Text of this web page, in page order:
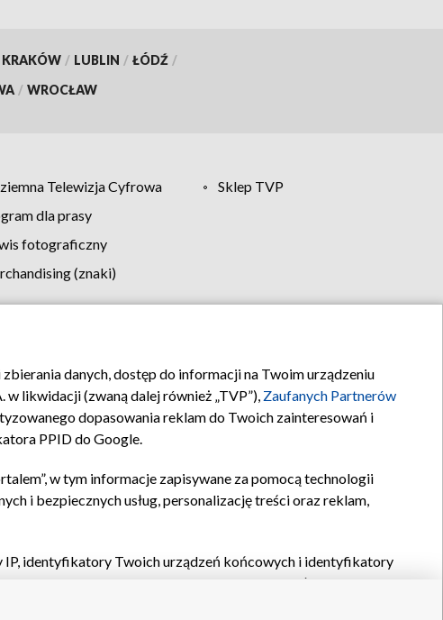
KRAKÓW / LUBLIN / ŁÓDŹ /
/ WROCŁAW
Telewizja Cyfrowa
Sklep TVP
dla prasy
fotograficzny
(znaki)
reklamy Kontakt
danych, dostęp do informacji na Twoim urządzeniu
likwidacji (zwaną dalej również „TVP”), Zaufanych Partnerów
dopasowania reklam do Twoich zainteresowań i
PPID do Google.
w tym informacje zapisywane za pomocą technologii
i bezpiecznych usług, personalizację treści oraz reklam,
IP, identyfikatory Twoich urządzeń końcowych i identyfikatory
oraz pozostałych
podstawowych reklam, wyboru spersonalizowanych